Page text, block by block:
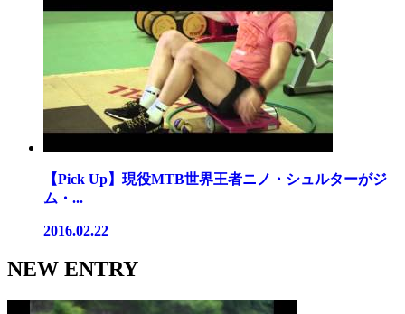
【Pick Up】現役MTB世界王者ニノ・シュルターがジ
ム・...
2016.02.22
NEW ENTRY